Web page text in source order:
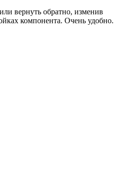
вернуть обратно, изменив
компонента. Очень удобно.